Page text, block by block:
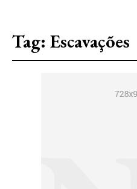
Tag: Escavações